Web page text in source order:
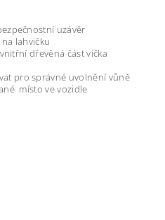
uzávěr
lahvičku
dřevěná část víčka
pro správné uvolnění vůně
místo ve vozidle